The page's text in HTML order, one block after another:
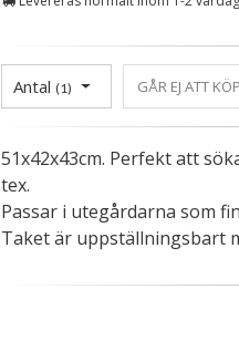
Antal (1) GÅR EJ ATT
51x42x43cm. Perfekt att
tex.
Passar i utegårdarna som
Taket är uppställningsbart